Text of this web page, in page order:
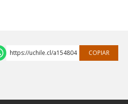
https://uchile.cl/a154804 COPIAR